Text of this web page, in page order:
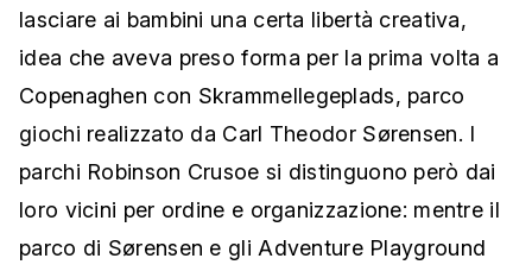
lasciare ai bambini una certa libertà creativa,
idea che aveva preso forma per la prima volta a
Copenaghen con Skrammellegeplads, parco
giochi realizzato da Carl Theodor Sørensen. I
parchi Robinson Crusoe si distinguono però dai
loro vicini per ordine e organizzazione: mentre il
parco di Sørensen e gli Adventure Playground